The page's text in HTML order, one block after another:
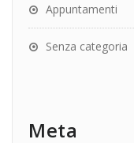
Appuntamenti
Senza categoria
Meta